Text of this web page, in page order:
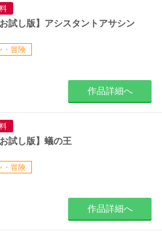
試し版】アシスタントアサシン
・冒険
作品詳細へ
試し版】蟻の王
・冒険
作品詳細へ